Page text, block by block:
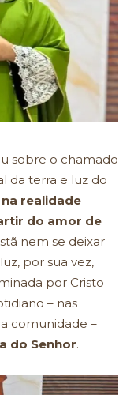
sobre o chamado
da terra e luz do
realidade
do amor de
nem se deixar
por sua vez,
por Cristo
– nas
comunidade –
do Senhor.